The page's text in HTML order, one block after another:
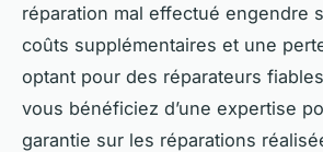
réparation mal effectué engendre
coûts supplémentaires et une
optant pour des réparateurs
vous bénéficiez d’une expertise
garantie sur les réparations